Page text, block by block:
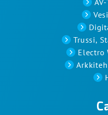
Trussi,
Electro